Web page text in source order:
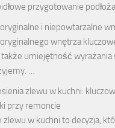
przygotowanie
i niepowtarzalne
wnętrza
także umiejętność wyrażania
…
zlewu w kuchni:
przy remoncie
zlewu w kuchni to decyzja,